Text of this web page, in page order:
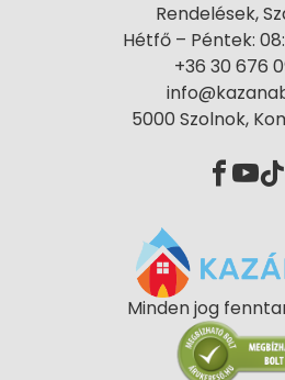
Rendelések,
Hétfő – Péntek:
+36 30 676
5000 Szolnok,
Minden jog